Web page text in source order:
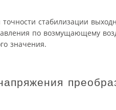
стабилизации
по возмущающему
значения.